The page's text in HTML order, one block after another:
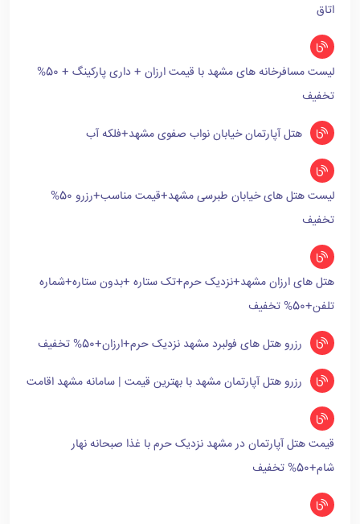
اتاق
لیست مسافرخانه های مشهد با قیمت ارزان + داری پارکینگ + 50%
تخفیف
هتل آپارتمان خیابان نواب صفوی مشهد+فلکه آب
لیست هتل های خیابان طبرسی مشهد+قیمت مناسب+رزرو 50%
تخفیف
هتل های ارزان مشهد+نزدیک حرم+تک ستاره +بدون ستاره+شماره
تلفن+50% تخفیف
رزرو هتل های فولبرد مشهد نزدیک حرم+ارزان+50% تخفیف
رزرو هتل آپارتمان مشهد با بهترین قیمت | سامانه مشهد اقامت
قیمت هتل آپارتمان در مشهد نزدیک حرم با غذا صبحانه نهار
شام+50% تخفیف